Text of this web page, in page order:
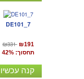
DE101_7
₪331 ₪191
תחסוך: 42%
קנה עכשיו